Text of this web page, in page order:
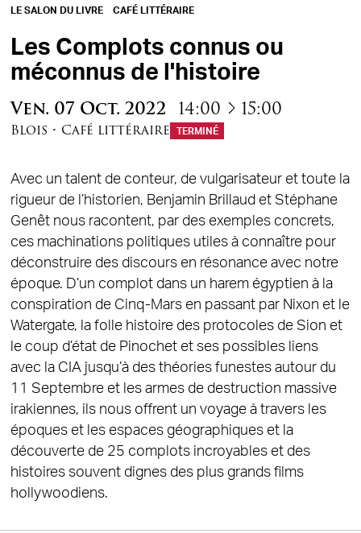
LE SALON DU LIVRE CAFÉ LITTÉRAIRE
Les Complots connus ou
méconnus de l'histoire
Ven. 07 Oct. 2022 14:00 à15:00
Blois • Café littéraire TERMINÉ
Avec un talent de conteur, de vulgarisateur et toute la
rigueur de l’historien, Benjamin Brillaud et Stéphane
Genêt nous racontent, par des exemples concrets,
ces machinations politiques utiles à connaître pour
déconstruire des discours en résonance avec notre
époque. D’un complot dans un harem égyptien à la
conspiration de Cinq-Mars en passant par Nixon et le
Watergate, la folle histoire des protocoles de Sion et
le coup d’état de Pinochet et ses possibles liens
avec la CIA jusqu’à des théories funestes autour du
11 Septembre et les armes de destruction massive
irakiennes, ils nous offrent un voyage à travers les
époques et les espaces géographiques et la
découverte de 25 complots incroyables et des
histoires souvent dignes des plus grands films
hollywoodiens.